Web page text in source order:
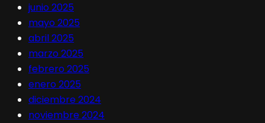
junio 2025
mayo 2025
abril 2025
marzo 2025
febrero 2025
enero 2025
diciembre 2024
noviembre 2024